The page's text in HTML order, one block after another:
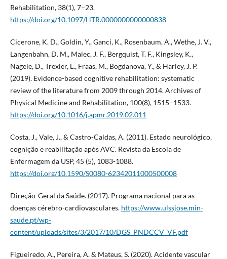
Rehabilitation, 38(1), 7–23.
https://doi.org/10.1097/HTR.0000000000000838
Cicerone, K. D., Goldin, Y., Ganci, K., Rosenbaum, A., Wethe, J. V.,
Langenbahn, D. M., Malec, J. F., Bergquist, T. F., Kingsley, K.,
Nagele, D., Trexler, L., Fraas, M., Bogdanova, Y., & Harley, J. P.
(2019). Evidence-based cognitive rehabilitation: systematic
review of the literature from 2009 through 2014. Archives of
Physical Medicine and Rehabilitation, 100(8), 1515–1533.
https://doi.org/10.1016/j.apmr.2019.02.011
Costa, J., Vale, J., & Castro-Caldas, A. (2011). Estado neurológico,
cognição e reabilitação após AVC. Revista da Escola de
Enfermagem da USP, 45 (5), 1083-1088.
https://doi.org/10.1590/S0080-62342011000500008
Direção-Geral da Saúde. (2017). Programa nacional para as
doenças cérebro-cardiovasculares. https://www.ulssjose.min-
saude.pt/wp-
content/uploads/sites/3/2017/10/DGS_PNDCCV_VF.pdf
Figueiredo, A., Pereira, A. & Mateus, S. (2020). Acidente vascular